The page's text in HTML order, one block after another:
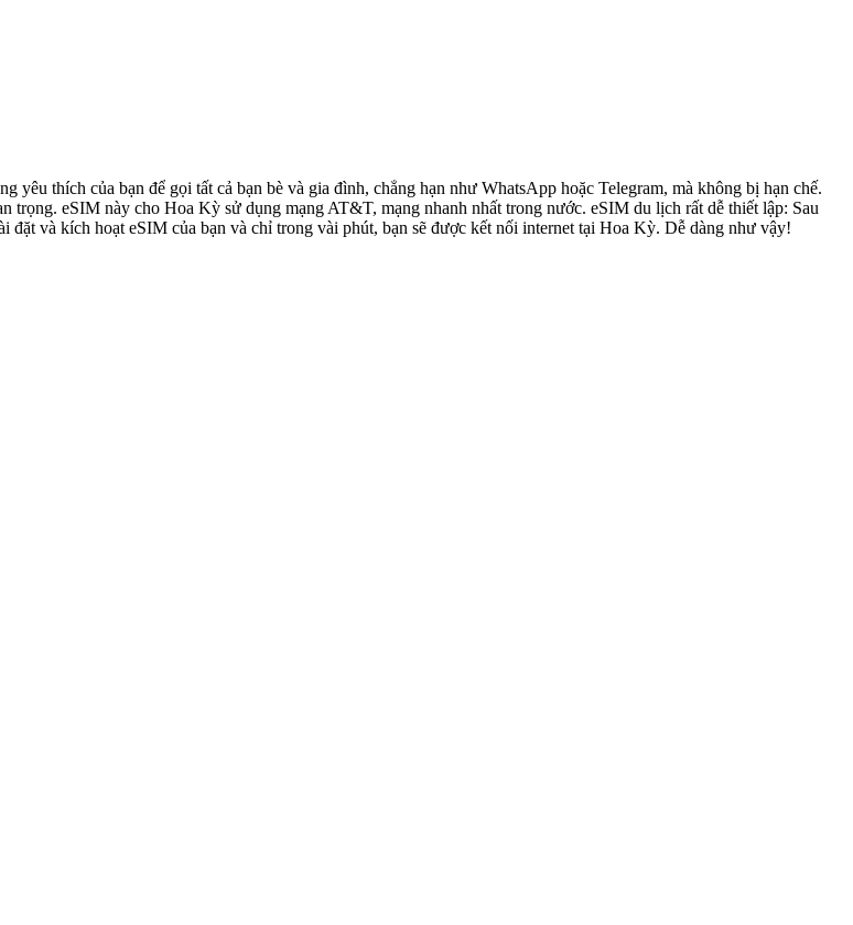
thích của bạn để gọi tất cả bạn bè và gia đình, chẳng hạn như WhatsApp hoặc Telegram, mà không bị hạn chế.
trọng. eSIM này cho Hoa Kỳ sử dụng mạng AT&T, mạng nhanh nhất trong nước. eSIM du lịch rất dễ thiết lập: Sau
và kích hoạt eSIM của bạn và chỉ trong vài phút, bạn sẽ được kết nối internet tại Hoa Kỳ. Dễ dàng như vậy!